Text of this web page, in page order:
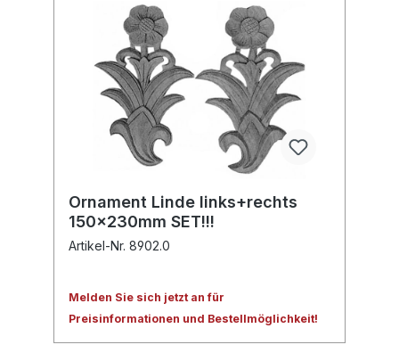
Ornament Linde links+rechts
150x230mm SET!!!
Artikel-Nr. 8902.0
Melden Sie sich jetzt an für
Preisinformationen und Bestellmöglichkeit!